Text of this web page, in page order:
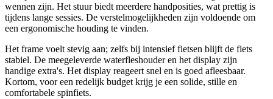
wennen zijn. Het stuur biedt meerdere handposities, wat prettig is
tijdens lange sessies. De verstelmogelijkheden zijn voldoende om
een ergonomische houding te vinden.
Het frame voelt stevig aan; zelfs bij intensief fietsen blijft de fiets
stabiel. De meegeleverde waterfleshouder en het display zijn
handige extra's. Het display reageert snel en is goed afleesbaar.
Kortom, voor een redelijk budget krijg je een solide, stille en
comfortabele spinfiets.